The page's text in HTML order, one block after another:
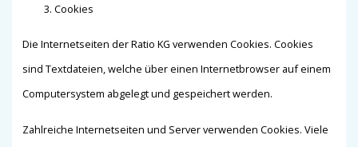
Cookies
Die Internetseiten der Ratio KG verwenden Cookies. Cookies
sind Textdateien, welche über einen Internetbrowser auf einem
Computersystem abgelegt und gespeichert werden.
Zahlreiche Internetseiten und Server verwenden Cookies. Viele